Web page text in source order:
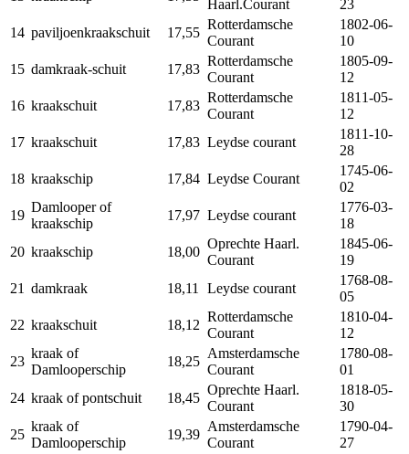
Haarl.Courant
23
14 paviljoenkraakschuit 17,55
Rotterdamsche
Courant
1802‐06‐
10
15 damkraak‐schuit 17,83
Rotterdamsche
Courant
1805‐09‐
12
16 kraakschuit 17,83
Rotterdamsche
Courant
1811‐05‐
12
17 kraakschuit 17,83 Leydse courant
1811‐10‐
28
18 kraakschip 17,84 Leydse Courant
1745-06-
02
19
Damlooper of
kraakschip
17,97 Leydse courant
1776‐03‐
18
20 kraakschip 18,00
Oprechte Haarl.
Courant
1845‐06‐
19
21 damkraak 18,11 Leydse courant
1768‐08‐
05
22 kraakschuit 18,12
Rotterdamsche
Courant
1810‐04‐
12
23
kraak of
Damlooperschip
18,25
Amsterdamsche
Courant
1780‐08‐
01
24 kraak of pontschuit 18,45
Oprechte Haarl.
Courant
1818‐05‐
30
25
kraak of
Damlooperschip
19,39
Amsterdamsche
Courant
1790‐04‐
27